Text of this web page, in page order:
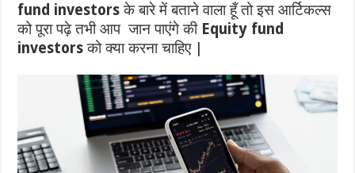
fund investorsके बारे में बताने वाला हूँ तो इस आर्टिकल्स
को पूरा पढ़े तभी आप जान पाएंगे की Equity fund
investorsको क्या करना चाहिए |